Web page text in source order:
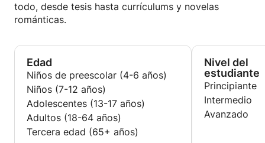
todo, desde tesis hasta currículums y novelas
románticas.
Edad
Niños de preescolar (4-6 años)
Niños (7-12 años)
Adolescentes (13-17 años)
Adultos (18-64 años)
Tercera edad (65+ años)
Nivel del
estudiante
Principiante
Intermedio
Avanzado